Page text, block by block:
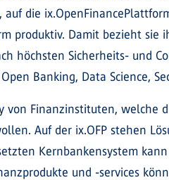
die
produktiv. Damit bezieht sie
höchsten Sicherheits- und
Banking, Data Science,
Finanzinstituten, welche
Auf der ix.OFP stehen
Kernbankensystem
und -services